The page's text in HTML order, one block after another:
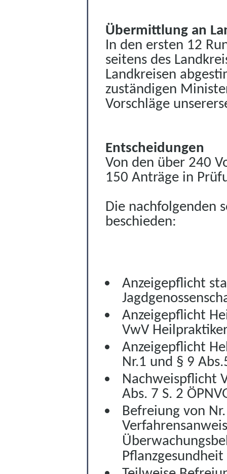
Übermittlung an
In den ersten 12
seitens des
Landkreisen
zuständigen
Vorschläge
Entscheidungen
Von den über 240
150 Anträge in
Die nachfolgenden
beschieden:
Anzeigepflicht
Anzeigepflicht
VwV
Anzeigepflicht
Nr.1 und § 9
Nachweispflicht
Abs. 7 S. 2
Befreiung von
Pflanzgesundheit